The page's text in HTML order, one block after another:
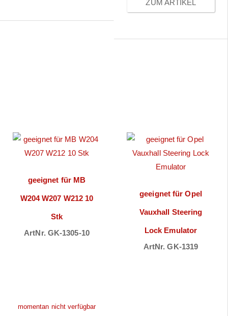
ZUM ARTIKEL
geeignet für MB
W204 W207 W212 10
Stk
ArtNr. GK-1305-10
momentan nicht verfügbar
geeignet für Opel
Vauxhall Steering
Lock Emulator
ArtNr. GK-1319